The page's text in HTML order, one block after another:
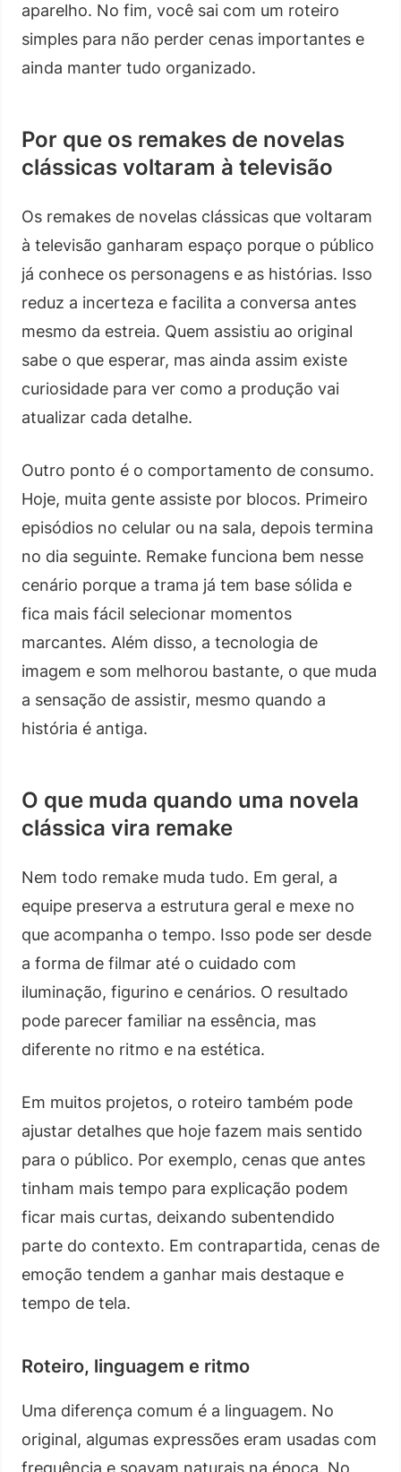
aparelho. No fim, você sai com um roteiro
simples para não perder cenas importantes e
ainda manter tudo organizado.
Por que os remakes de novelas
clássicas voltaram à televisão
Os remakes de novelas clássicas que voltaram
à televisão ganharam espaço porque o público
já conhece os personagens e as histórias. Isso
reduz a incerteza e facilita a conversa antes
mesmo da estreia. Quem assistiu ao original
sabe o que esperar, mas ainda assim existe
curiosidade para ver como a produção vai
atualizar cada detalhe.
Outro ponto é o comportamento de consumo.
Hoje, muita gente assiste por blocos. Primeiro
episódios no celular ou na sala, depois termina
no dia seguinte. Remake funciona bem nesse
cenário porque a trama já tem base sólida e
fica mais fácil selecionar momentos
marcantes. Além disso, a tecnologia de
imagem e som melhorou bastante, o que muda
a sensação de assistir, mesmo quando a
história é antiga.
O que muda quando uma novela
clássica vira remake
Nem todo remake muda tudo. Em geral, a
equipe preserva a estrutura geral e mexe no
que acompanha o tempo. Isso pode ser desde
a forma de filmar até o cuidado com
iluminação, figurino e cenários. O resultado
pode parecer familiar na essência, mas
diferente no ritmo e na estética.
Em muitos projetos, o roteiro também pode
ajustar detalhes que hoje fazem mais sentido
para o público. Por exemplo, cenas que antes
tinham mais tempo para explicação podem
ficar mais curtas, deixando subentendido
parte do contexto. Em contrapartida, cenas de
emoção tendem a ganhar mais destaque e
tempo de tela.
Roteiro, linguagem e ritmo
Uma diferença comum é a linguagem. No
original, algumas expressões eram usadas com
frequência e soavam naturais na época. No